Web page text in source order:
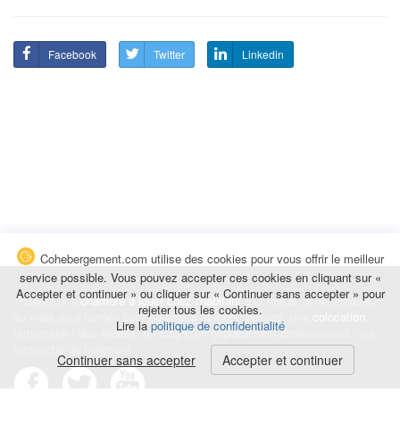
Facebook Twitter Linkedin
Trouvez unechambre à louer chez l'habitantà la nuitée, à la semaine,
au mois ou à l'année pour de courts et longs séjours, une
temporaire : des études, un stage, un déplacement professionnel, une
Cohebergement.com utilise des cookies pour vous offrir le meilleur
service possible. Vous pouvez accepter ces cookies en cliquant sur «
Accepter et continuer » ou cliquer sur « Continuer sans accepter » pour
rejeter tous les cookies.
Lire la politique de confidentialité
Continuer sans accepter Accepter et continuer